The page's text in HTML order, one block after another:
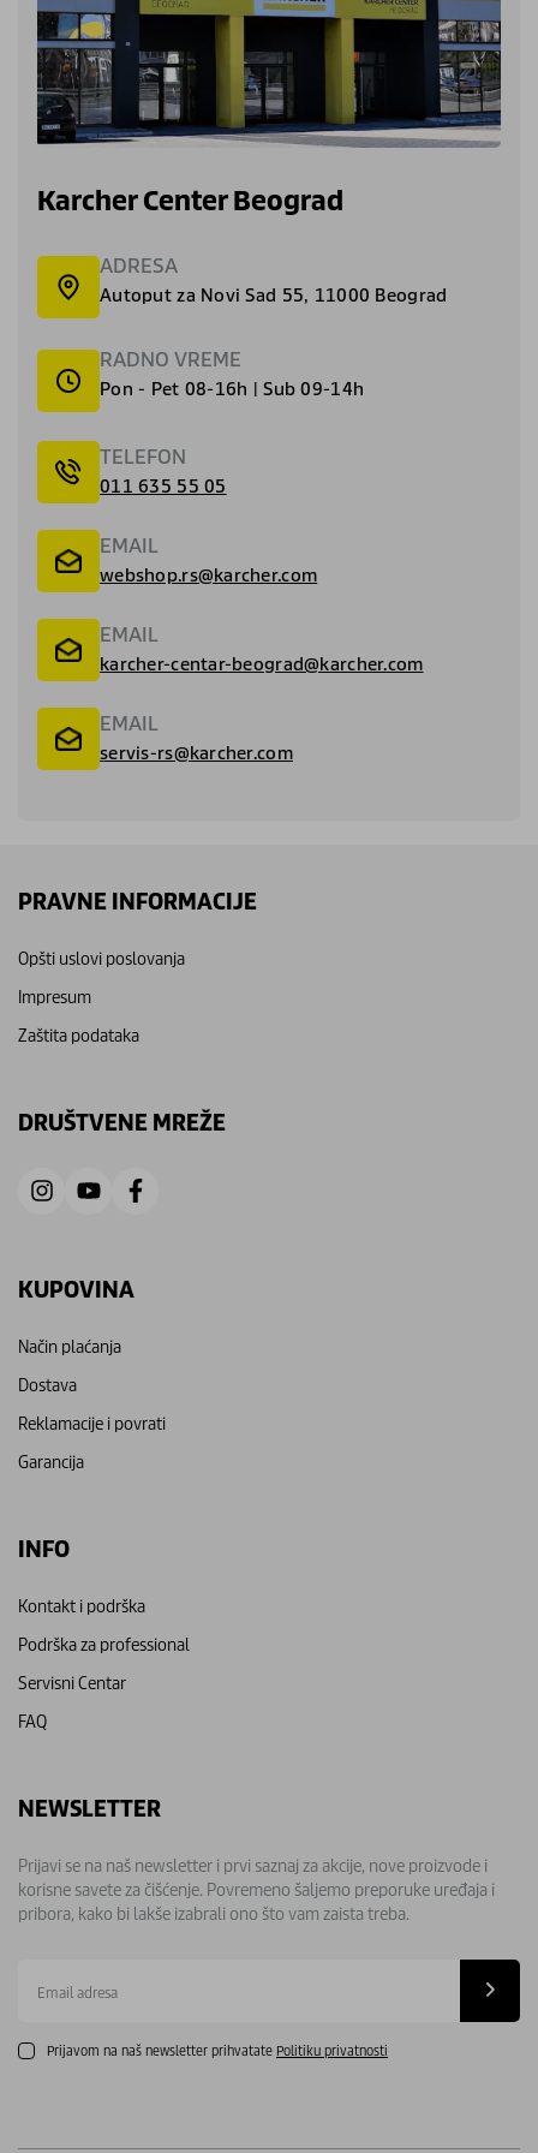
Karcher Center Beograd
ADRESA
Autoput za Novi Sad 55, 11000 Beograd
RADNO VREME
Pon - Pet 08-16h | Sub 09-14h
TELEFON
011 635 55 05
EMAIL
webshop.rs@karcher.com
EMAIL
karcher-centar-beograd@karcher.com
EMAIL
servis-rs@karcher.com
PRAVNE INFORMACIJE
Opšti uslovi poslovanja
Impresum
Zaštita podataka
DRUŠTVENE MREŽE
KUPOVINA
Način plaćanja
Dostava
Reklamacije i povrati
Garancija
INFO
Kontakt i podrška
Podrška za professional
Servisni Centar
FAQ
NEWSLETTER
Prijavi se na naš newsletter i prvi saznaj za akcije, nove proizvode i
korisne savete za čišćenje. Povremeno šaljemo preporuke uređaja i
pribora, kako bi lakše izabrali ono što vam zaista treba.
adresa
Prijavom na naš newsletter prihvatate Politiku privatnosti